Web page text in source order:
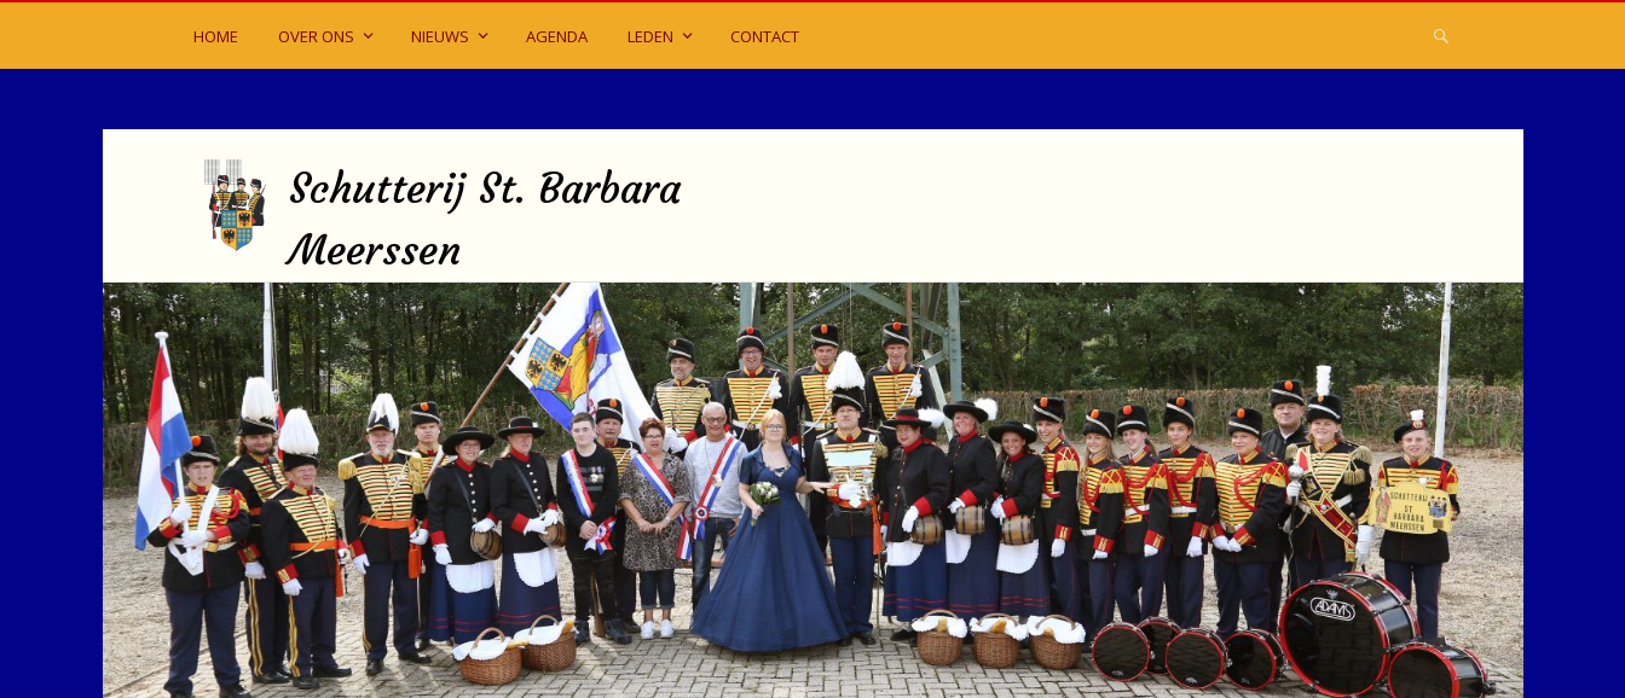
HOME OVER ONS NIEUWS AGENDA LEDEN CONTACT
Schutterij St. Barbara
Meerssen